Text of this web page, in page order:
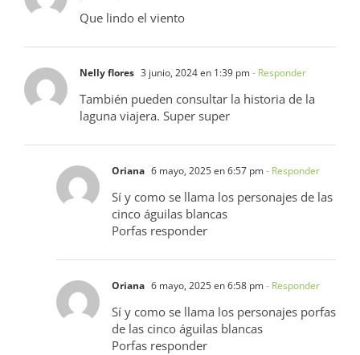
Que lindo el viento
Nelly flores 3 junio, 2024 en 1:39 pm- Responder
También pueden consultar la historia de la
laguna viajera. Super super
Oriana 6 mayo, 2025 en 6:57 pm- Responder
Sí y como se llama los personajes de las
cinco águilas blancas
Porfas responder
Oriana 6 mayo, 2025 en 6:58 pm- Responder
Sí y como se llama los personajes porfas
de las cinco águilas blancas
Porfas responder